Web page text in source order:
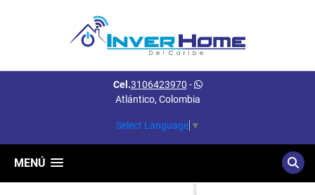
Cel.3106423970 -
Atlántico, Colombia
Select Language ▼
MENÚ